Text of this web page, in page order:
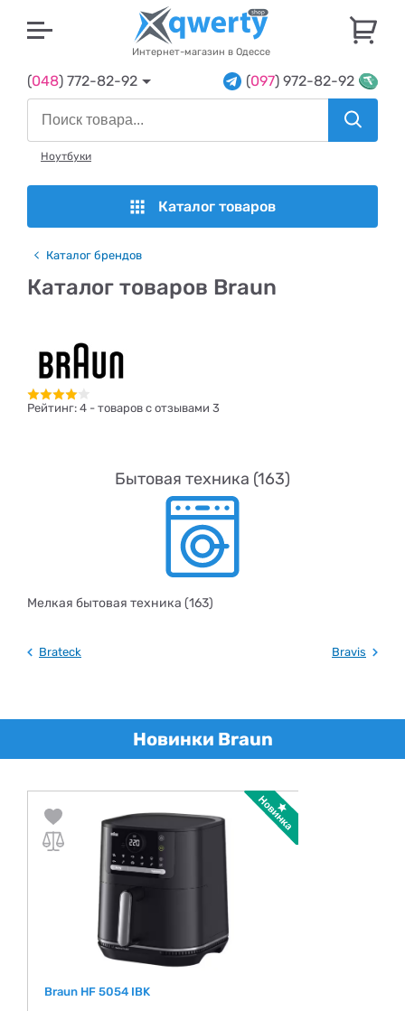
Интернет-магазин в Одессе
(048) 772-82-92 (097) 972-82-92
Ноутбуки
Каталог товаров
Каталог брендов
Каталог товаров Braun
Рейтинг: 4 - товаров с отзывами 3
Бытовая техника (163)
Мелкая бытовая техника (163)
Brateck Bravis
Новинки Braun
Braun HF 5054 IBK